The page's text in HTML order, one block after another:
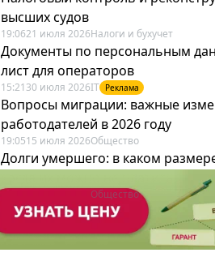
высших судов
19:0621 июля 2026Налоги и бухучет
Документы по персональным
лист для операторов
15:21 30 июля 2026IT Реклама
Вопросы миграции: важные
работодателей в 2026 году
19:0515 июля 2026Общество
Долги умершего: в каком
19:43 Общество